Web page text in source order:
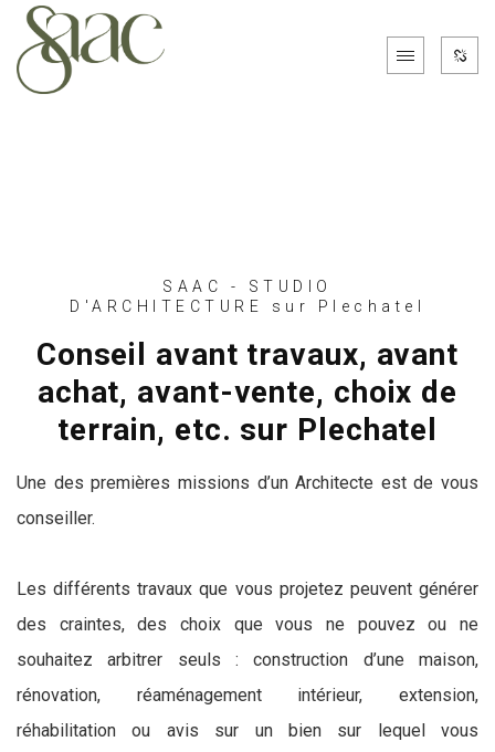
SAAC - STUDIO
D'ARCHITECTURE sur Plechatel
Conseil avant travaux, avant
achat, avant-vente, choix de
terrain, etc. sur Plechatel
Une des premières missions d’un Architecte est de vous
conseiller.
Les différents travaux que vous projetez peuvent générer
des craintes, des choix que vous ne pouvez ou ne
souhaitez arbitrer seuls : construction d’une maison,
rénovation, réaménagement intérieur, extension,
réhabilitation ou avis sur un bien sur lequel vous